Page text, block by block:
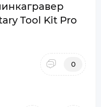
Tool Kit Pro
0